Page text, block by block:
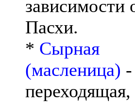
зависимости
Пасхи.
* Сырная
(масленица) -
переходящая,